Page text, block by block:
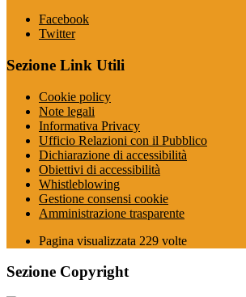
Facebook
Twitter
Sezione Link Utili
Cookie policy
Note legali
Informativa Privacy
Ufficio Relazioni con il Pubblico
Dichiarazione di accessibilità
Obiettivi di accessibilità
Whistleblowing
Gestione consensi cookie
Amministrazione trasparente
Pagina visualizzata 229 volte
Sezione Copyright